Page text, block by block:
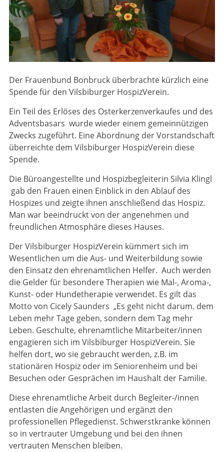
Der Frauenbund Bonbruck überbrachte kürzlich eine
Spende für den Vilsbiburger HospizVerein.
Ein Teil des Erlöses des Osterkerzenverkaufes und des
Adventsbasars wurde wieder einem gemeinnützigen
Zwecks zugeführt. Eine Abordnung der Vorstandschaft
überreichte dem Vilsbiburger HospizVerein diese
Spende.
Die Büroangestellte und Hospizbegleiterin Silvia Klingl
gab den Frauen einen Einblick in den Ablauf des
Hospizes und zeigte ihnen anschließend das Hospiz.
Man war beeindruckt von der angenehmen und
freundlichen Atmosphäre dieses Hauses.
Der Vilsbiburger HospizVerein kümmert sich im
Wesentlichen um die Aus- und Weiterbildung sowie
den Einsatz den ehrenamtlichen Helfer. Auch werden
die Gelder für besondere Therapien wie Mal-, Aroma-,
Kunst- oder Hundetherapie verwendet. Es gilt das
Motto von Cicely Saunders „Es geht nicht darum. dem
Leben mehr Tage geben, sondern dem Tag mehr
Leben. Geschulte, ehrenamtliche Mitarbeiter/innen
engagieren sich im Vilsbiburger HospizVerein. Sie
helfen dort, wo sie gebraucht werden, z.B. im
stationären Hospiz oder im Seniorenheim und bei
Besuchen oder Gesprächen im Haushalt der Familie.
Diese ehrenamtliche Arbeit durch Begleiter-/innen
entlasten die Angehörigen und ergänzt den
professionellen Pflegedienst. Schwerstkranke können
so in vertrauter Umgebung und bei den ihnen
vertrauten Menschen bleiben.